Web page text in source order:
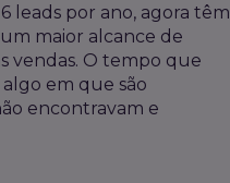
leads por ano, agora têm
maior alcance de
vendas. O tempo que
em que são
encontravam e